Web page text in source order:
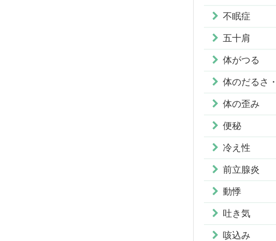
不眠症
五十肩
体がつる
体のだるさ
体の歪み
便秘
冷え性
前立腺炎
動悸
吐き気
咳込み